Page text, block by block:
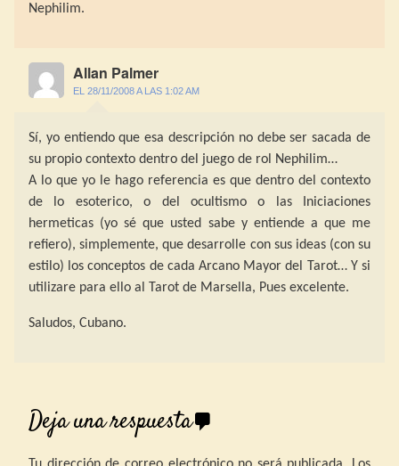
Nephilim.
Allan Palmer
EL 28/11/2008 A LAS 1:02 AM
Sí, yo entiendo que esa descripción no debe ser sacada de
su propio contexto dentro del juego de rol Nephilim…
A lo que yo le hago referencia es que dentro del contexto
de lo esoterico, o del ocultismo o las Iniciaciones
hermeticas (yo sé que usted sabe y entiende a que me
refiero), simplemente, que desarrolle con sus ideas (con su
estilo) los conceptos de cada Arcano Mayor del Tarot… Y si
utilizare para ello al Tarot de Marsella, Pues excelente.
Saludos, Cubano.
Deja una respuesta